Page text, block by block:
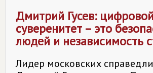
Дмитрий Гусев: цифровой
суверенитет – это
людей и независимость
Лидер московских